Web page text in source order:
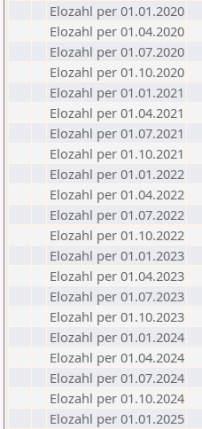
Elozahl per 01.01.2020
Elozahl per 01.04.2020
Elozahl per 01.07.2020
Elozahl per 01.10.2020
Elozahl per 01.01.2021
Elozahl per 01.04.2021
Elozahl per 01.07.2021
Elozahl per 01.10.2021
Elozahl per 01.01.2022
Elozahl per 01.04.2022
Elozahl per 01.07.2022
Elozahl per 01.10.2022
Elozahl per 01.01.2023
Elozahl per 01.04.2023
Elozahl per 01.07.2023
Elozahl per 01.10.2023
Elozahl per 01.01.2024
Elozahl per 01.04.2024
Elozahl per 01.07.2024
Elozahl per 01.10.2024
Elozahl per 01.01.2025